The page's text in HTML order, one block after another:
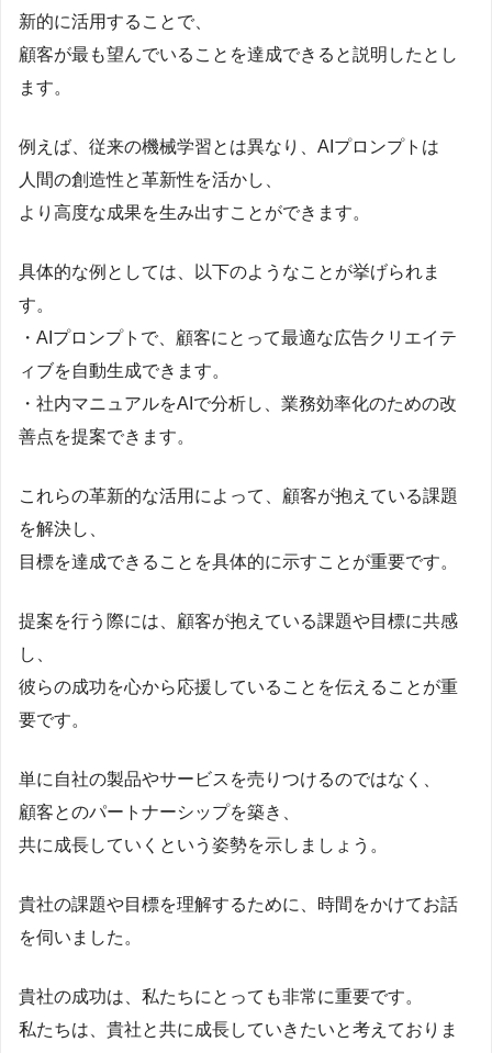
新的に活用することで、
顧客が最も望んでいることを達成できると説明したとし
ます。
例えば、従来の機械学習とは異なり、AIプロンプトは
人間の創造性と革新性を活かし、
より高度な成果を生み出すことができます。
具体的な例としては、以下のようなことが挙げられま
す。
・AIプロンプトで、顧客にとって最適な広告クリエイテ
ィブを自動生成できます。
・社内マニュアルをAIで分析し、業務効率化のための改
善点を提案できます。
これらの革新的な活用によって、顧客が抱えている課題
を解決し、
目標を達成できることを具体的に示すことが重要です。
提案を行う際には、顧客が抱えている課題や目標に共感
し、
彼らの成功を心から応援していることを伝えることが重
要です。
単に自社の製品やサービスを売りつけるのではなく、
顧客とのパートナーシップを築き、
共に成長していくという姿勢を示しましょう。
貴社の課題や目標を理解するために、時間をかけてお話
を伺いました。
貴社の成功は、私たちにとっても非常に重要です。
私たちは、貴社と共に成長していきたいと考えておりま